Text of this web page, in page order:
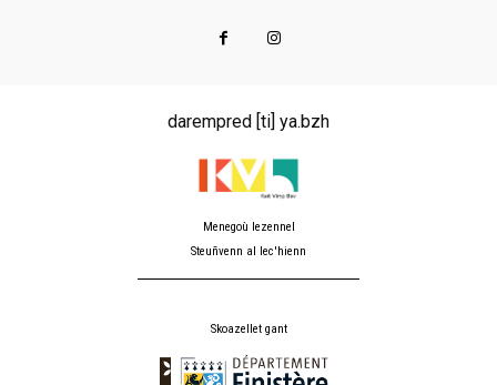
darempred [ti] ya.bzh
Menegoù lezennel
Steuñvenn al lec'hienn
Skoazellet gant